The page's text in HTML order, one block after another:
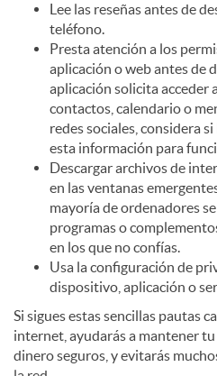
Lee las reseñas antes de
teléfono.
Presta atención a los
aplicación o web antes de
aplicación solicita acceder
contactos, calendario o
redes sociales, considera
esta información para
Descargar archivos de
en las ventanas
mayoría de ordenadores
programas o
en los que no confías.
Usa la configuración de
dispositivo, aplicación o
Si sigues estas sencillas pautas
internet, ayudarás a mantener
dinero seguros, y evitarás